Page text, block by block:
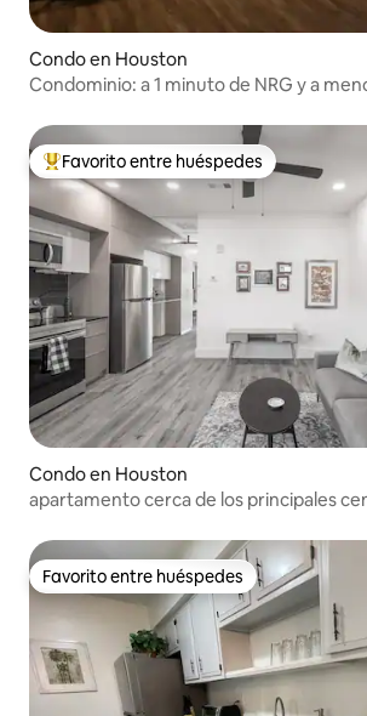
Condo en Houston
Condominio: a 1 minuto de NRG y a
Favorito entre huéspedes preferido
Favorito entre huéspedes
Condo en Houston
apartamento cerca de los principales
Favorito entre huéspedes
Favorito entre huéspedes